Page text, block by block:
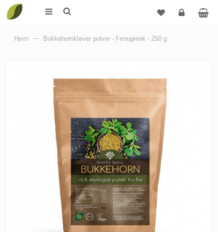
Hjem — Bukkehornkløver pulver - Fenugreek - 250 g